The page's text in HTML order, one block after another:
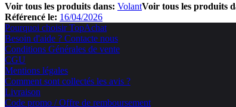
Voir tous les produits dans: VolantVoir tous les produits
Référencé le: 16/04/2026
Pourquoi choisir TopAchat
Besoin d'aide ? Contacte nous
Conditions Générales de vente
CGU
Mentions légales
Comment sont collectés les avis ?
Livraison
Code promo / Offre de remboursement